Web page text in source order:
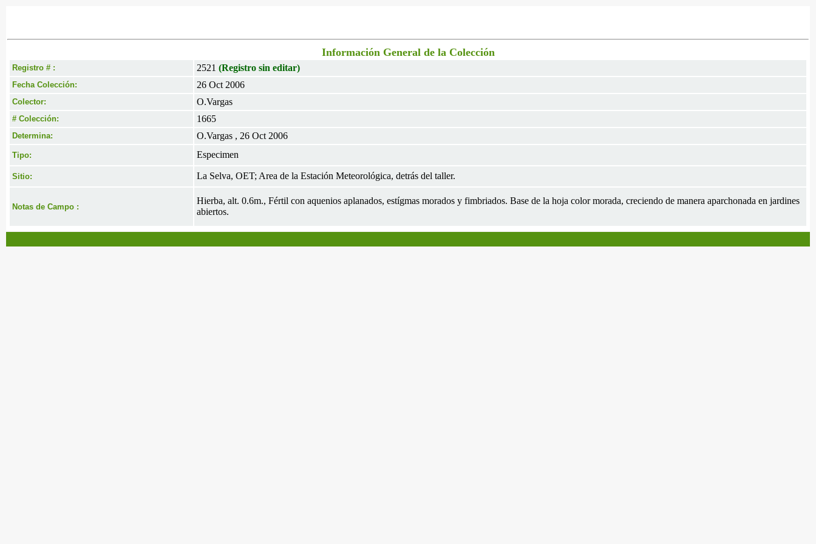
Información General de la Colección
Registro # : 2521 (Registro sin editar)
Fecha Colección: 26 Oct 2006
Colector: O.Vargas
# Colección: 1665
Determina: O.Vargas , 26 Oct 2006
Tipo: Especimen
Sitio: La Selva, OET; Area de la Estación Meteorológica, detrás del taller.
Notas de Campo :
Hierba, alt. 0.6m., Fértil con aquenios aplanados, estígmas morados y fimbriados. Base de la hoja color morada, creciendo de manera aparchonada en jardines
abiertos.